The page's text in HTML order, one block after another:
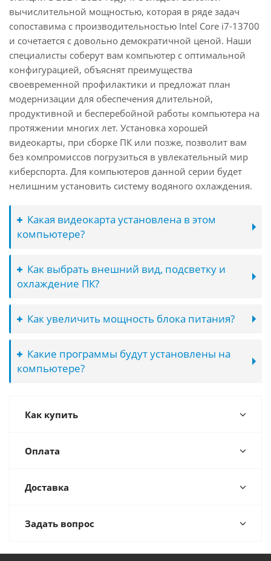
вычислительной мощностью, которая в ряде задач
сопоставима с производительностью Intel Core i7-13700
и сочетается с довольно демократичной ценой. Наши
специалисты соберут вам компьютер с оптимальной
конфигурацией, объяснят преимущества
своевременной профилактики и предложат план
модернизации для обеспечения длительной,
продуктивной и бесперебойной работы компьютера на
протяжении многих лет. Установка хорошей
видеокарты, при сборке ПК или позже, позволит вам
без компромиссов погрузиться в увлекательный мир
киберспорта. Для компьютеров данной серии будет
нелишним установить систему водяного охлаждения.
Какая видеокарта установлена в этом
компьютере?
Как выбрать внешний вид, подсветку и
охлаждение ПК?
Как увеличить мощность блока питания?
Какие программы будут установлены на
компьютере?
Как купить
Оплата
Доставка
Задать вопрос